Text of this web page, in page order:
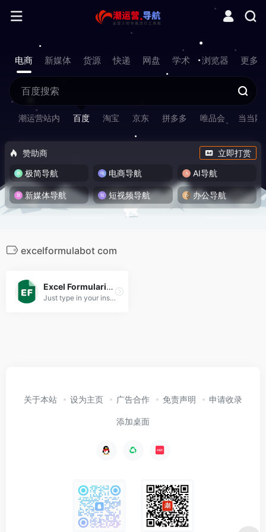
电商 新媒体 货源 快递 网盘 学术 浏览器 更多
潮运营站内 百度 淘宝 京东 拼多多 唯品会 当当网
赞助商
立即打赏
极简导航
电商导航 AI导航
新媒体导航 短视频导航 办公导航
excelformulabot com
Excel Formularizer
Just type in your instructions and receive the generated functions from us in seconds for free
关于本站 设为主页 广告合作 免责声明 申请收录
添加桌面